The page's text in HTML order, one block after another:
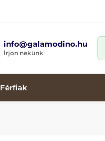
info@galamodino.hu
Írjon nekünk
Férfiak